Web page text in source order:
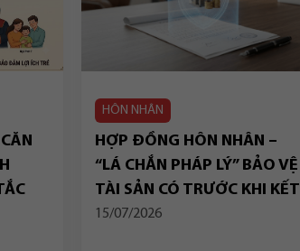
HÔN NHÂN
HỢP ĐỒNG HÔN NHÂN –
“LÁ CHẮN PHÁP LÝ” BẢO VỆ
TÀI SẢN CÓ TRƯỚC KHI KẾT
HÔN
15/07/2026